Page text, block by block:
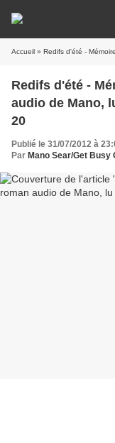
Accueil » Redifs d'été - Mémoires
Redifs d'été -
audio de Mano,
20
Publié le 31/07/2012 à
Par Mano Sear/Get